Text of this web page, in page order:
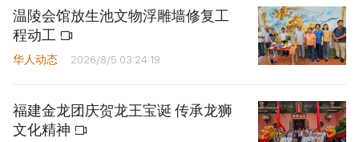
温陵会馆放生池文物浮雕墙修复工
程动工
华人动态 2026/8/5 03:24:19
福建金龙团庆贺龙王宝诞 传承龙狮
文化精神